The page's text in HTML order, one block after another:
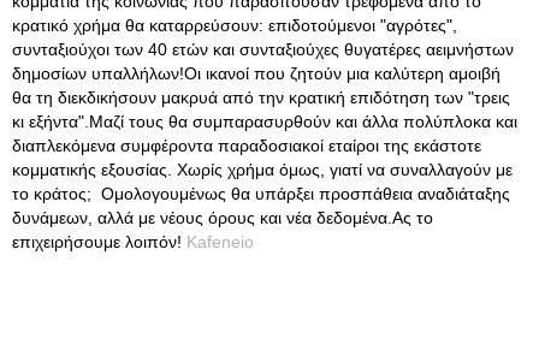
κρατικό χρήμα θα καταρρεύσουν: επιδοτούμενοι "αγρότες",
συνταξιούχοι των 40 ετών και συνταξιούχες θυγατέρες αειμνήστων
δημοσίων υπαλλήλων!Οι ικανοί που ζητούν μια καλύτερη αμοιβή
θα τη διεκδικήσουν μακρυά από την κρατική επιδότηση των "τρεις
κι εξήντα".Μαζί τους θα συμπαρασυρθούν και άλλα πολύπλοκα και
διαπλεκόμενα συμφέροντα παραδοσιακοί εταίροι της εκάστοτε
κομματικής εξουσίας. Χωρίς χρήμα όμως, γιατί να συναλλαγούν με
το κράτος; Ομολογουμένως θα υπάρξει προσπάθεια αναδιάταξης
δυνάμεων, αλλά με νέους όρους και νέα δεδομένα.Ας το
επιχειρήσουμε λοιπόν! Kafeneio